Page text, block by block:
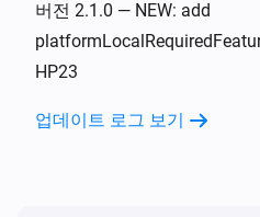
버전 2.1.0 — NEW: add
HP23
업데이트 로그 보기